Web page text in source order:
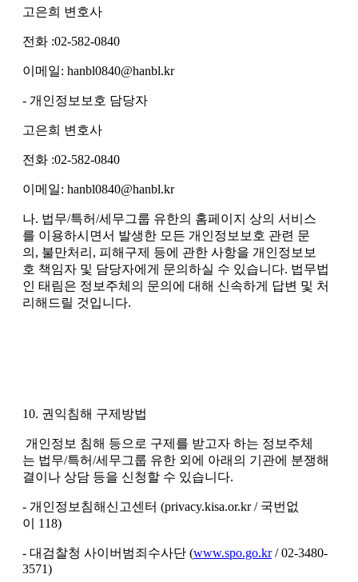
고은희 변호사
전화 :02-582-0840
이메일: hanbl0840@hanbl.kr
- 개인정보보호 담당자
고은희 변호사
전화 :02-582-0840
이메일: hanbl0840@hanbl.kr
나. 법무/특허/세무그룹 유한의 홈페이지 상의 서비스
를 이용하시면서 발생한 모든 개인정보보호 관련 문
의, 불만처리, 피해구제 등에 관한 사항을 개인정보보
호 책임자 및 담당자에게 문의하실 수 있습니다. 법무법
인 태림은 정보주체의 문의에 대해 신속하게 답변 및 처
리해드릴 것입니다.
10. 권익침해 구제방법
개인정보 침해 등으로 구제를 받고자 하는 정보주체
는 법무/특허/세무그룹 유한 외에 아래의 기관에 분쟁해
결이나 상담 등을 신청할 수 있습니다.
- 개인정보침해신고센터 (privacy.kisa.or.kr / 국번없
이 118)
- 대검찰청 사이버범죄수사단 (www.spo.go.kr/ 02-3480-
3571)